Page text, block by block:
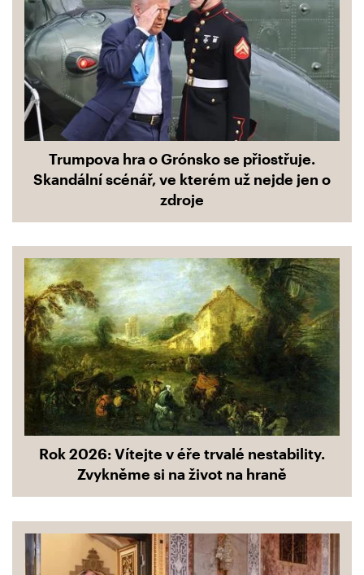
Trumpova hra o Grónsko se přiostřuje.
Skandální scénář, ve kterém už nejde jen o
zdroje
Rok 2026: Vítejte v éře trvalé nestability.
Zvykněme si na život na hraně